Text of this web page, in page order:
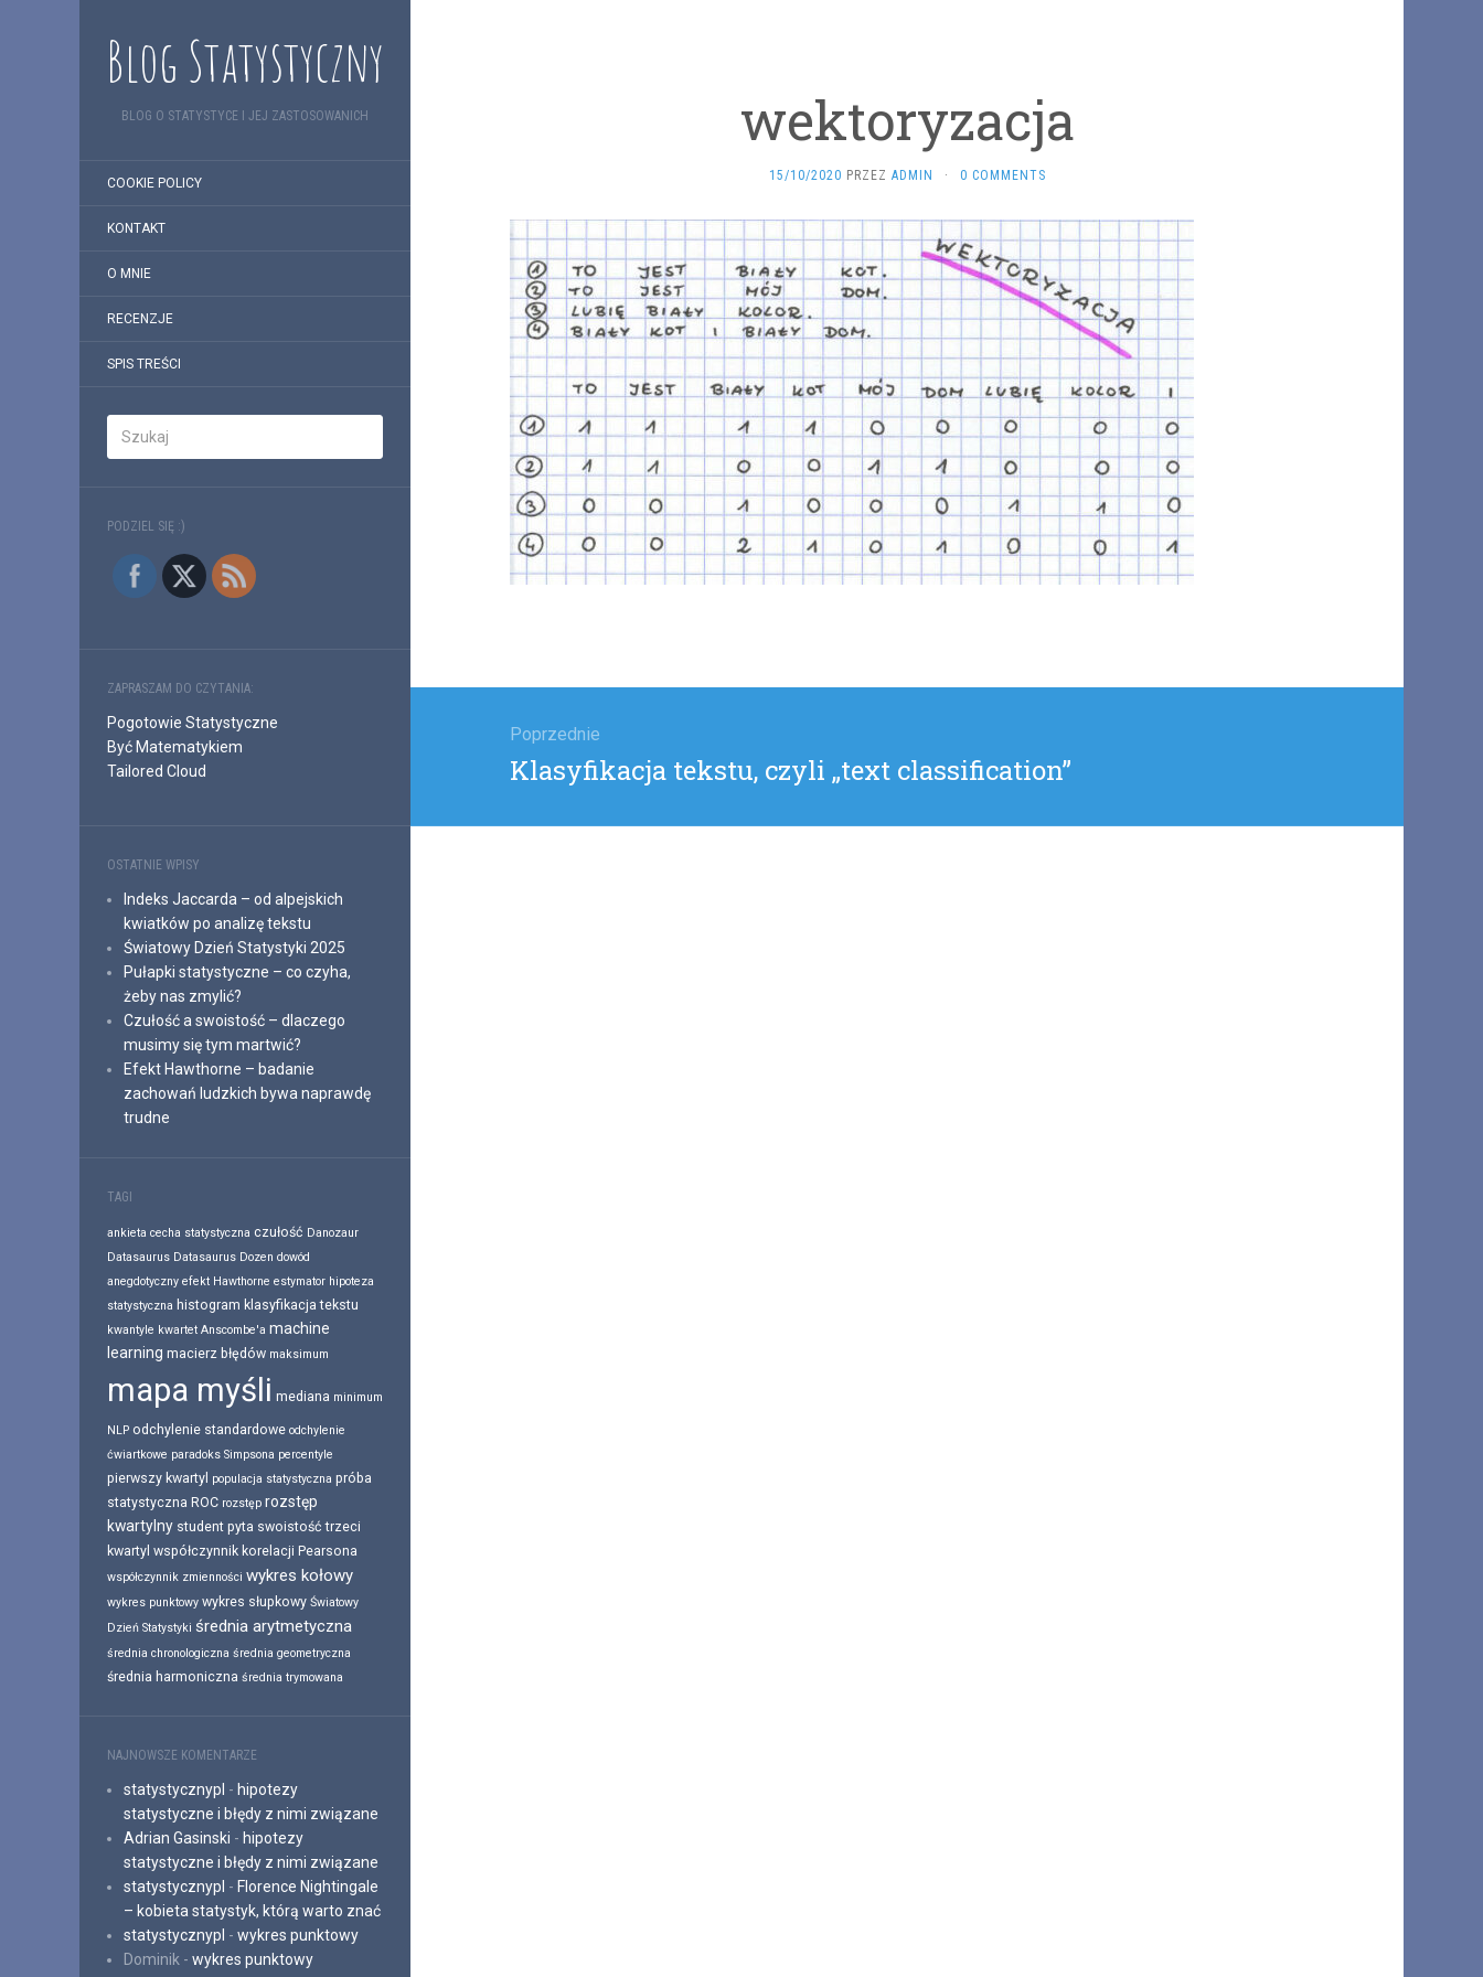
Blog Statystyczny
BLOG O STATYSTYCE I JEJ ZASTOSOWANICH
COOKIE POLICY
KONTAKT
O MNIE
RECENZJE
SPIS TREŚCI
PODZIEL SIĘ :)
ZAPRASZAM DO CZYTANIA:
Pogotowie Statystyczne
Być Matematykiem
Tailored Cloud
OSTATNIE WPISY
Indeks Jaccarda – od alpejskich
kwiatków po analizę tekstu
Światowy Dzień Statystyki 2025
Pułapki statystyczne – co czyha,
żeby nas zmylić?
Czułość a swoistość – dlaczego
musimy się tym martwić?
Efekt Hawthorne – badanie
zachowań ludzkich bywa naprawdę
trudne
TAGI
ankieta cecha statystyczna czułość Danozaur
Datasaurus Datasaurus Dozen dowód
anegdotyczny efekt Hawthorne estymator hipoteza
statystyczna histogram klasyfikacja tekstu
kwantyle kwartet Anscombe'a machine
learning macierz błędów maksimum
mapa myśli mediana minimum
NLP odchylenie standardowe odchylenie
ćwiartkowe paradoks Simpsona percentyle
pierwszy kwartyl populacja statystyczna próba
statystyczna ROC rozstęp rozstęp
kwartylny student pyta swoistość trzeci
kwartyl współczynnik korelacji Pearsona
współczynnik zmienności wykres kołowy
wykres punktowy wykres słupkowy Światowy
Dzień Statystyki średnia arytmetyczna
średnia chronologiczna średnia geometryczna
średnia harmoniczna średnia trymowana
NAJNOWSZE KOMENTARZE
statystycznypl - hipotezy
statystyczne i błędy z nimi związane
Adrian Gasinski - hipotezy
statystyczne i błędy z nimi związane
statystycznypl - Florence Nightingale
– kobieta statystyk, którą warto znać
statystycznypl - wykres punktowy
Dominik - wykres punktowy
wektoryzacja
15/10/2020 PRZEZ ADMIN · 0 COMMENTS
Poprzednie
Poprzedni
Klasyfikacja tekstu, czyli „text classification”